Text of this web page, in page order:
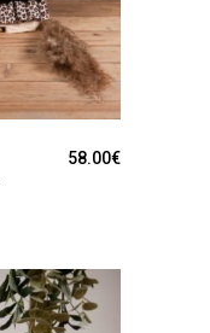
58.00€